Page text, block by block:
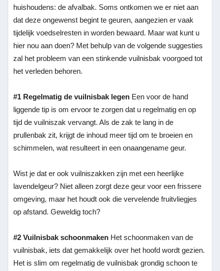
huishoudens: de afvalbak. Soms ontkomen we er niet aan
dat deze ongewenst begint te geuren, aangezien er vaak
tijdelijk voedselresten in worden bewaard. Maar wat kunt u
hier nou aan doen? Met behulp van de volgende suggesties
zal het probleem van een stinkende vuilnisbak voorgoed tot
het verleden behoren.
#1 Regelmatig de vuilnisbak legen Een voor de hand
liggende tip is om ervoor te zorgen dat u regelmatig en op
tijd de vuilniszak vervangt. Als de zak te lang in de
prullenbak zit, krijgt de inhoud meer tijd om te broeien en
schimmelen, wat resulteert in een onaangename geur.
Wist je dat er ook vuilniszakken zijn met een heerlijke
lavendelgeur? Niet alleen zorgt deze geur voor een frissere
omgeving, maar het houdt ook die vervelende fruitvliegjes
op afstand. Geweldig toch?
#2 Vuilnisbak schoonmaken Het schoonmaken van de
vuilnisbak, iets dat gemakkelijk over het hoofd wordt gezien.
Het is slim om regelmatig de vuilnisbak grondig schoon te